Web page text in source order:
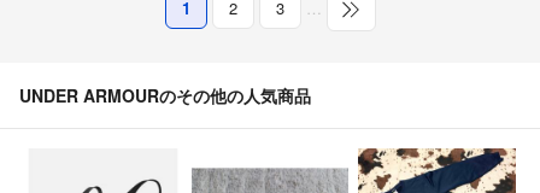
1 2 3 …
UNDER ARMOURのその他の人気商品